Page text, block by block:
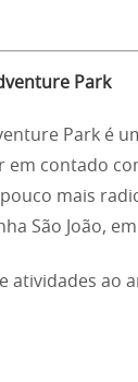
Park
Park é
em contado
mais
São João,
atividades ao